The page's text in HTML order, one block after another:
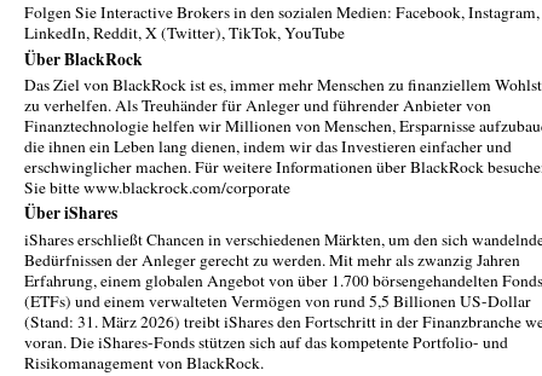
Folgen Sie Interactive Brokers in den sozialen Medien: Facebook, Instagram,
LinkedIn, Reddit, X (Twitter), TikTok, YouTube
Über BlackRock
Das Ziel von BlackRock ist es, immer mehr Menschen zu finanziellem
zu verhelfen. Als Treuhänder für Anleger und führender Anbieter von
Finanztechnologie helfen wir Millionen von Menschen, Ersparnisse
die ihnen ein Leben lang dienen, indem wir das Investieren einfacher und
erschwinglicher machen. Für weitere Informationen über BlackRock
Sie bitte www.blackrock.com/corporate
Über iShares
iShares erschließt Chancen in verschiedenen Märkten, um den sich
Bedürfnissen der Anleger gerecht zu werden. Mit mehr als zwanzig Jahren
Erfahrung, einem globalen Angebot von über 1.700 börsengehandelten Fonds
(ETFs) und einem verwalteten Vermögen von rund 5,5 Billionen US-Dollar
(Stand: 31. März 2026) treibt iShares den Fortschritt in der Finanzbranche
voran. Die iShares-Fonds stützen sich auf das kompetente Portfolio- und
Risikomanagement von BlackRock.